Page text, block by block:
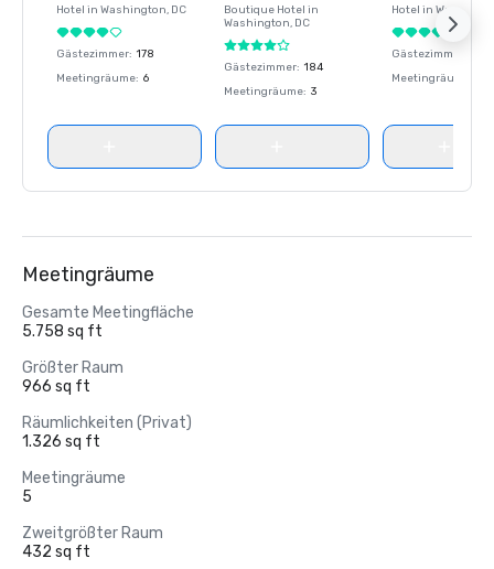
Hotel in Washington, DC
Gästezimmer: 178
Meetingräume: 6
Boutique Hotel in
Washington, DC
Gästezimmer: 184
Meetingräume: 3
Hotel in
Gästezimmer
Meetingräume
Meetingräume
Gesamte Meetingfläche
5.758 sq ft
Größter Raum
966 sq ft
Räumlichkeiten (Privat)
1.326 sq ft
Meetingräume
5
Zweitgrößter Raum
432 sq ft